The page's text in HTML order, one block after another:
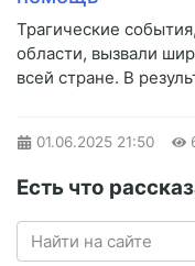
Трагические
области, вызвали
всей стране. В
01.06.2025 21:50
Есть что